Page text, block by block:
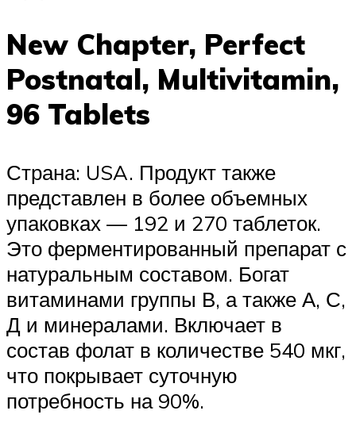
New Chapter, Perfect
Postnatal, Multivitamin,
96 Tablets
Страна: USA. Продукт также
представлен в более объемных
упаковках — 192 и 270 таблеток.
Это ферментированный препарат с
натуральным составом. Богат
витаминами группы В, а также А, С,
Д и минералами. Включает в
состав фолат в количестве 540 мкг,
что покрывает суточную
потребность на 90%.